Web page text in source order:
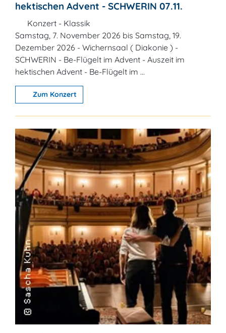
hektischen Advent - SCHWERIN 07.11.
Konzert - Klassik
Samstag, 7. November 2026 bis Samstag, 19.
Dezember 2026 - Wichernsaal ( Diakonie ) -
SCHWERIN - Be-Flügelt im Advent - Auszeit im
hektischen Advent - Be-Flügelt im ...
Zum Konzert